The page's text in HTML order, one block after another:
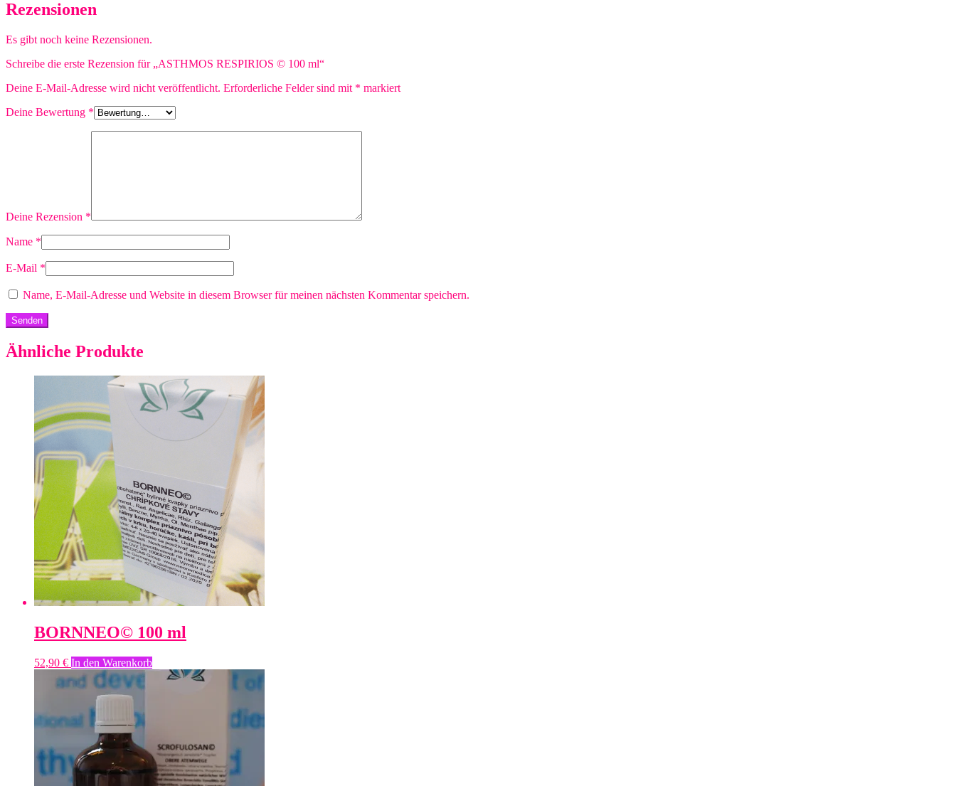
Rezensionen
Es gibt noch keine Rezensionen.
Schreibe die erste Rezension für „ASTHMOS RESPIRIOS © 100 ml“
Deine E-Mail-Adresse wird nicht veröffentlicht. Erforderliche Felder sind mit * markiert
Deine Bewertung *
Deine Rezension *
Name *
E-Mail *
Name, E-Mail-Adresse und Website in diesem Browser für meinen nächsten Kommentar speichern.
Ähnliche Produkte
BORNNEO© 100 ml
52,90 € In den Warenkorb